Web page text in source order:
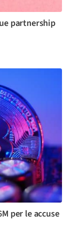
partnership
per le accuse